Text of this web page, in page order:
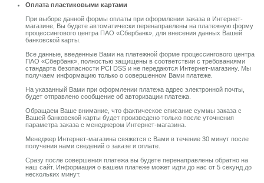
Оплата пластиковыми картами
При выборе данной формы оплаты при оформлении заказа в Интернет-
магазине, Вы будете автоматически перенаправлены на платежную форму
процессингового центра ПАО «Сбербанк», для внесения данных Вашей
банковской карты.
Все данные, введенные Вами на платежной форме процессингового центра
ПАО «Сбербанк», полностью защищены в соответствии с требованиями
стандарта безопасности PCI DSS и не передаются Интернет-магазину. Мы
получаем информацию только о совершенном Вами платеже.
На указанный Вами при оформлении платежа адрес электронной почты,
будет отправлено сообщение об авторизации платежа.
Обращаем Ваше внимание, что фактическое списание суммы заказа с
Вашей банковской карты будет произведено только после уточнения
параметра заказа с менеджером Интернет-магазина.
Менеджер Интернет-магазина свяжется с Вами в течение 30 минут после
получения нами сведений о заказе и оплате.
Сразу после совершения платежа вы будете перенаправлены обратно на
наш сайт. Информация о вашем платеже может идти до нас от 5 секунд до
нескольких минут.